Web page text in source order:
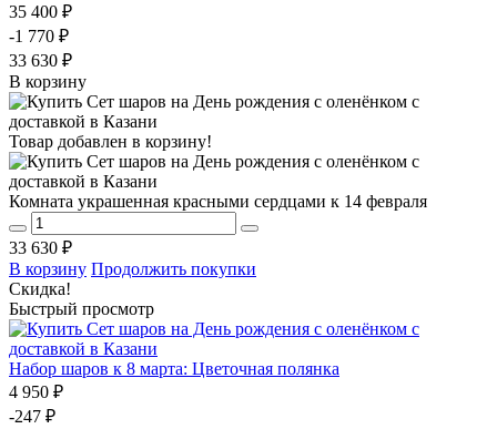
35 400 ₽
-1 770 ₽
33 630 ₽
В корзину
Товар добавлен в корзину!
Комната украшенная красными сердцами к 14 февраля
33 630 ₽
В корзину Продолжить покупки
Скидка!
Быстрый просмотр
Набор шаров к 8 марта: Цветочная полянка
4 950 ₽
-247 ₽